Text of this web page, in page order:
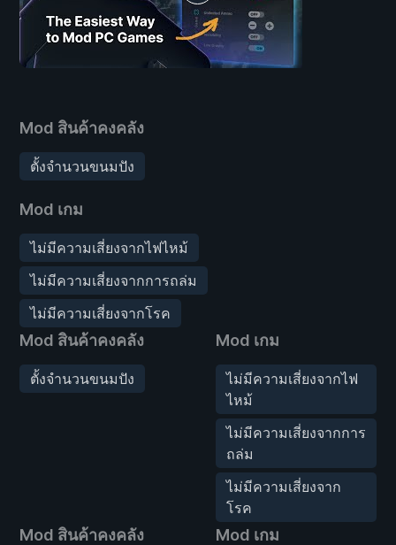
Mod สินค้าคงคลัง
ตั้งจำนวนขนมปัง
Mod เกม
ไม่มีความเสี่ยงจากไฟไหม้
ไม่มีความเสี่ยงจากการถล่ม
ไม่มีความเสี่ยงจากโรค
Mod สินค้าคงคลัง
ตั้งจำนวนขนมปัง
Mod เกม
ไม่มีความเสี่ยงจากไฟ
ไหม้
ไม่มีความเสี่ยงจากการ
ถล่ม
ไม่มีความเสี่ยงจาก
โรค
Mod สินค้าคงคลัง Mod เกม